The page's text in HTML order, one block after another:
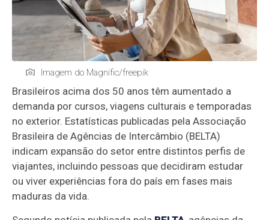
Imagem do Magnific/freepik
Brasileiros acima dos 50 anos têm aumentado a
demanda por cursos, viagens culturais e temporadas
no exterior. Estatísticas publicadas pela Associação
Brasileira de Agências de Intercâmbio (BELTA)
indicam expansão do setor entre distintos perfis de
viajantes, incluindo pessoas que decidiram estudar
ou viver experiências fora do país em fases mais
maduras da vida.